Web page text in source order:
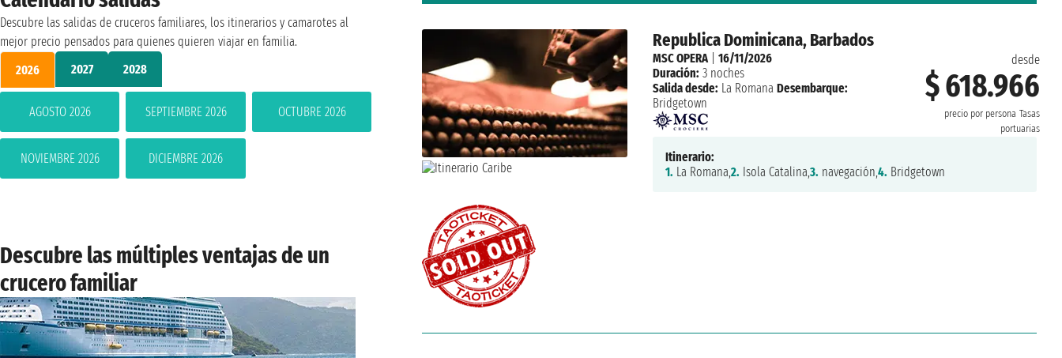
Descubre las múltiples ventajas de un
crucero familiar
Republica Dominicana, Barbados
desde
$ 618.966
precio por persona Tasas
portuarias
MSC OPERA| 16/11/2026
Duración: 3 noches
Salida desde: La Romana Desembarque:
Bridgetown
Itinerario:
1. La Romana,2. Isola Catalina,3. navegación,4. Bridgetown
Descubre las salidas de cruceros familiares, los itinerarios y camarotes al
mejor precio pensados ​​para quienes quieren viajar en familia.
2026
2027 2028
AGOSTO 2026 SEPTIEMBRE 2026 OCTUBRE 2026
NOVIEMBRE 2026 DICIEMBRE 2026